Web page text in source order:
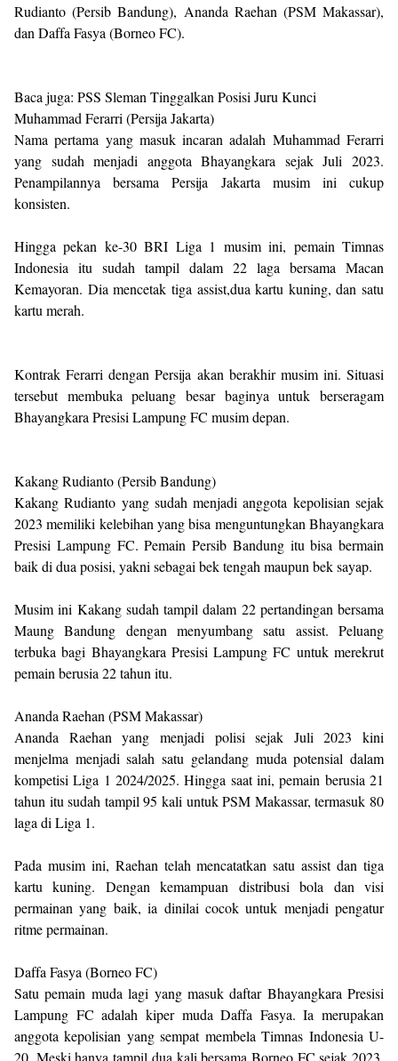
Rudianto (Persib Bandung), Ananda Raehan (PSM Makassar),
dan Daffa Fasya (Borneo FC).
Baca juga: PSS Sleman Tinggalkan Posisi Juru Kunci
Muhammad Ferarri (Persija Jakarta)
Nama pertama yang masuk incaran adalah Muhammad Ferarri
yang sudah menjadi anggota Bhayangkara sejak Juli 2023.
Penampilannya bersama Persija Jakarta musim ini cukup
konsisten.
Hingga pekan ke-30 BRI Liga 1 musim ini, pemain Timnas
Indonesia itu sudah tampil dalam 22 laga bersama Macan
Kemayoran. Dia mencetak tiga assist,dua kartu kuning, dan satu
kartu merah.
Kontrak Ferarri dengan Persija akan berakhir musim ini. Situasi
tersebut membuka peluang besar baginya untuk berseragam
Bhayangkara Presisi Lampung FC musim depan.
Kakang Rudianto (Persib Bandung)
Kakang Rudianto yang sudah menjadi anggota kepolisian sejak
2023 memiliki kelebihan yang bisa menguntungkan Bhayangkara
Presisi Lampung FC. Pemain Persib Bandung itu bisa bermain
baik di dua posisi, yakni sebagai bek tengah maupun bek sayap.
Musim ini Kakang sudah tampil dalam 22 pertandingan bersama
Maung Bandung dengan menyumbang satu assist. Peluang
terbuka bagi Bhayangkara Presisi Lampung FC untuk merekrut
pemain berusia 22 tahun itu.
Ananda Raehan (PSM Makassar)
Ananda Raehan yang menjadi polisi sejak Juli 2023 kini
menjelma menjadi salah satu gelandang muda potensial dalam
kompetisi Liga 1 2024/2025. Hingga saat ini, pemain berusia 21
tahun itu sudah tampil 95 kali untuk PSM Makassar, termasuk 80
laga di Liga 1.
Pada musim ini, Raehan telah mencatatkan satu assist dan tiga
kartu kuning. Dengan kemampuan distribusi bola dan visi
permainan yang baik, ia dinilai cocok untuk menjadi pengatur
ritme permainan.
Daffa Fasya (Borneo FC)
Satu pemain muda lagi yang masuk daftar Bhayangkara Presisi
Lampung FC adalah kiper muda Daffa Fasya. Ia merupakan
anggota kepolisian yang sempat membela Timnas Indonesia U-
20. Meski hanya tampil dua kali bersama Borneo FC sejak 2023,